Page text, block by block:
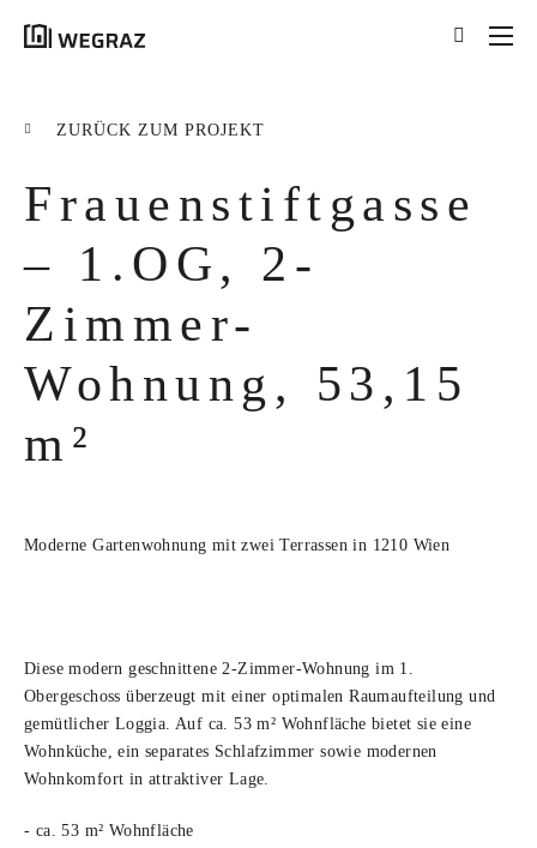
ALLE ERGEBNISSE ({{RESULTS.LENGTH}})
title tag
excerpt
ZURÜCK ZUM PROJEKT
Frauenstiftgasse
– 1.OG, 2-
Zimmer-
Wohnung, 53,15
m²
Moderne Gartenwohnung mit zwei Terrassen in 1210 Wien
Diese modern geschnittene 2-Zimmer-Wohnung im 1.
Obergeschoss überzeugt mit einer optimalen Raumaufteilung und
gemütlicher Loggia. Auf ca. 53 m² Wohnfläche bietet sie eine
Wohnküche, ein separates Schlafzimmer sowie modernen
Wohnkomfort in attraktiver Lage.
- ca. 53 m² Wohnfläche